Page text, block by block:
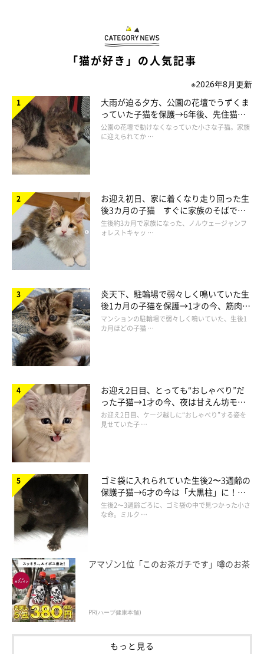
「猫が好き」の人気記事
※2026年8月更新
大雨が迫る夕方、公園の花壇でうずくま
っていた子猫を保護→6年後、先住猫
と“姉妹”のような関係に
公園の花壇で動けなくなっていた小さな子猫。家族
に迎えられてか …
お迎え初日、家に着くなり走り回った生
後3カ月の子猫 すぐに家族のそばで落
ち着く姿に「迎えてよかった」
生後約3カ月で家族になった、ノルウェージャンフ
ォレストキャッ …
炎天下、駐輪場で弱々しく鳴いていた生
後1カ月の子猫を保護→1才の今、筋肉質
でツンデレなコに成長
マンションの駐輪場で弱々しく鳴いていた、生後1
カ月ほどの子猫 …
お迎え2日目、とっても“おしゃべり”だ
った子猫→1才の今、夜は甘えん坊モー
ドになるコに成長！
お迎え2日目、ケージ越しに“おしゃべり”する姿を
見せていた子 …
ゴミ袋に入れられていた生後2〜3週齢の
保護子猫→6才の今は「大黒柱」に！
美しい黒猫に成長した姿にグッとくる
生後2〜3週齢ごろに、ゴミ袋の中で見つかった小さ
な命。ミルク …
アマゾン1位「このお茶ガチです」噂のお茶
PR(ハーブ健康本舗)
もっと見る